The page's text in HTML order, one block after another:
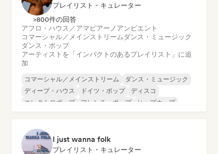
プレイリスト・キュレーター
>800件の回答
アフロ・ハウス／アマピアーノ アンビエント
コマーシャル／メインストリーム ダンス・ミュージック
ダンス・ポップ
アーティストを「インパクトのあるプレイリスト」に追
加
コマーシャル／メインストリーム
ダンス・ミュージック
ディープ・ハウス
ドイツ・ポップ
ディスコ
エレクトロポップ
フレンチ・ポップ ヒップホップ
I just wanna folk
プレイリスト・キュレーター